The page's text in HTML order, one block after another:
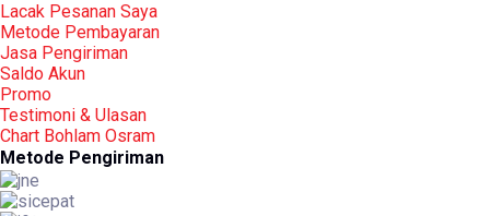
Lacak Pesanan Saya
Metode Pembayaran
Jasa Pengiriman
Saldo Akun
Promo
Testimoni & Ulasan
Chart Bohlam Osram
Metode Pengiriman